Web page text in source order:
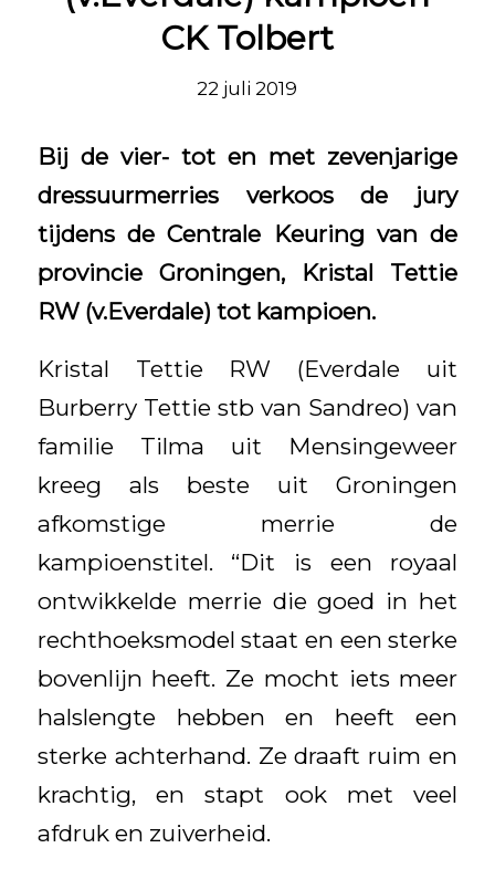
CK Tolbert
22 juli 2019
Bij de vier- tot en met zevenjarige
dressuurmerries verkoos de jury
tijdens de Centrale Keuring van de
provincie Groningen, Kristal Tettie
RW (v.Everdale) tot kampioen.
Kristal Tettie RW (Everdale uit
Burberry Tettie stb van Sandreo) van
familie Tilma uit Mensingeweer
kreeg als beste uit Groningen
afkomstige merrie de
kampioenstitel. “Dit is een royaal
ontwikkelde merrie die goed in het
rechthoeksmodel staat en een sterke
bovenlijn heeft. Ze mocht iets meer
halslengte hebben en heeft een
sterke achterhand. Ze draaft ruim en
krachtig, en stapt ook met veel
afdruk en zuiverheid.